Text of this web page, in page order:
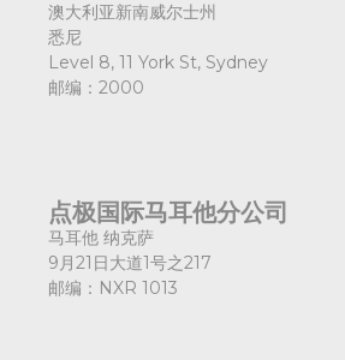
澳大利亚新南威尔士州
悉尼
Level 8, 11 York St, Sydney
邮编： 2000
点极国际马耳他分公司
马耳他 纳克萨
9月21日大道1号之217
邮编： NXR 1013